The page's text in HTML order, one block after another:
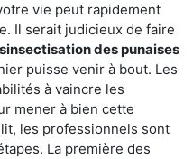
vie peut rapidement
Il serait judicieux de faire
des punaises
puisse venir à bout. Les
à vaincre les
mener à bien cette
les professionnels sont
La première des